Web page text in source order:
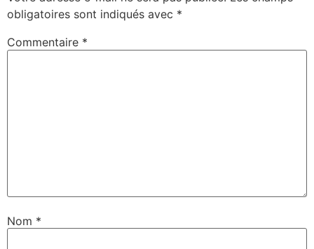
obligatoires sont indiqués avec *
Commentaire *
Nom *